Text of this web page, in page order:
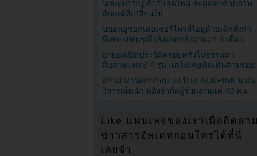
นานะปรากฏตัวกับลุคใหม่ สะดุดตาด้วยภาพ
ลักษณ์ที่เปลี่ยนไป
บยอนอูซอกเคยเซอร์ไพรส์ไอยูด้วยเค้กสั่งทำ
พิเศษ แฟนๆเพิ่งสังเกตหลังผ่านมา 3 เดือน
ฮายองเปิดประวัติครอบครัวไม่ธรรมดา
สืบสายแพทย์ 4 รุ่น แต่ไม่เคยคิดเดินตามรอย
ดราม่างานครบรอบ 10 ปี BLACKPINK แฟน
วิจารณ์หนัก หลังจำกัดผู้ร่วมงานแค่ 40 คน
Like แฟนเพจของเราเพื่อติดตาม
ข่าวสารอัพเดทก่อนใครได้ที่นี่
เลยจ้า